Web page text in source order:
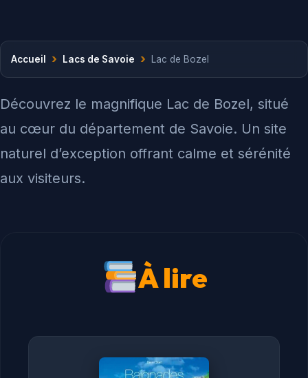
Accueil › Lacs de Savoie › Lac de Bozel
Découvrez le magnifique Lac de Bozel, situé
au cœur du département de Savoie. Un site
naturel d’exception offrant calme et sérénité
aux visiteurs.
À lire